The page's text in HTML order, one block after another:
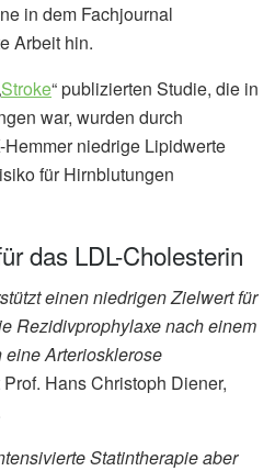
in dem Fachjournal
Arbeit hin.
Stroke“ publizierten Studie, die in
war, wurden durch
niedrige Lipidwerte
für Hirnblutungen
das LDL-Cholesterin
einen niedrigen Zielwert für
Rezidivprophylaxe nach einem
Arteriosklerose
Hans Christoph Diener,
Statintherapie aber